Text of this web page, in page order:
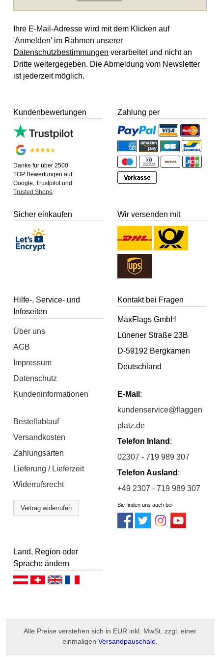
Ihre E-Mail-Adresse wird mit dem Klicken auf
'Anmelden' im Rahmen unserer
Datenschutzbestimmungen verarbeitet und nicht an
Dritte weitergegeben. Die Abmeldung vom Newsletter
ist jederzeit möglich.
Kundenbewertungen
Danke für über 2500
TOP Bewertungen auf
Google, Trustpilot und
Trusted Shops
Zahlung per
Sicher einkaufen Wir versenden mit
Hilfe-, Service- und
Infoseiten
Über uns
AGB
Impressum
Datenschutz
Kundeninformationen
Bestellablauf
Versandkosten
Zahlungsarten
Lieferung / Lieferzeit
Widerrufsrecht
Vertrag widerrufen
Kontakt bei Fragen
MaxFlags GmbH
Lünener Straße 23B
D-59192 Bergkamen
Deutschland
E-Mail :
kundenservice@flaggen
platz.de
Telefon Inland :
02307 - 719 989 307
Telefon Ausland :
+49 2307 - 719 989 307
Sie finden uns auch bei
Land, Region oder
Sprache ändern
Deutsch (AT)Deutsch (CH)
Alle Preise verstehen sich in EUR inkl. MwSt. zzgl. einer
einmaligen Versandpauschale